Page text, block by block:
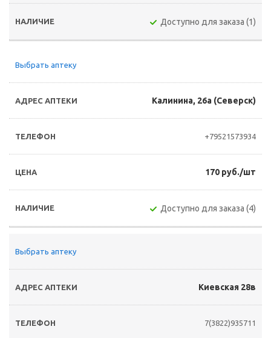
Доступно для заказа (1)
Выбрать аптеку
Калинина, 26а (Северск)
+79521573934
170 руб./шт
Доступно для заказа (4)
Выбрать аптеку
Киевская 28в
7(3822)935711